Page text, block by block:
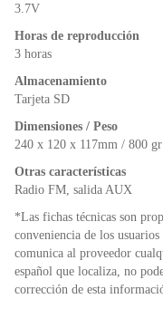
3.7V
Horas de reproducción
3 horas
Almacenamiento
Tarjeta SD
Dimensiones / Peso
240 x 120 x 117mm / 800 gr
Otras características
Radio FM, salida AUX
*Las fichas técnicas son
conveniencia de los
comunica al proveedor
español que localiza, no
corrección de esta